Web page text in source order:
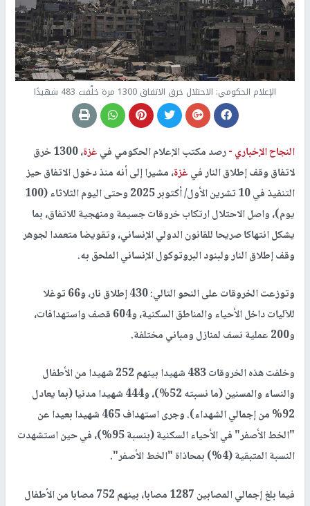
الإعلام الحكومي: الاحتلال خرق الاتفاق 1300 مرة خلّفت 483 شهيدًا
النجاح الإخباري -رصد مكتب الإعلام الحكومي فيغزة
، 1300 خرق
لاتفاق وقف إطلاق النار فيغزة، مشيرا إلى أنه منذ دخول الاتفاق حيز
التنفيذ في 10 تشرين الأول/ أكتوبر 2025 وحتى اليوم الثلاثاء (100
يوم)، واصل الاحتلال ارتكاب خروقات جسيمة ومنهجية للاتفاق، بما
يشكل انتهاكا صريحا للقانون الدولي الإنساني، وتقويضا متعمدا لجوهر
وقف إطلاق النار ولبنود البروتوكول الإنساني الملحق به.
وتوزعت الخروقات على النحو التالي: 430 إطلاق نار، و66 توغلا
للآليات داخل الأحياء والمناطق السكنية، و604 قصف واستهدافات،
و200 عملية نسف لمنازل ومباني مختلفة.
وخلفت هذه الخروقات 483 شهيدا بينهم 252 شهيدا من الأطفال
والنساء والمسنين (ما نسبته 52%)، و444 شهيدا مدنيا (بما يعادل
92% من إجمالي الشهداء). وجرى استهداف 465 شهيدا بعيدا عن
"الخط الأصفر" في الأحياء السكنية (بنسبة 95%)، في حين استشهدت
النسبة المتبقية (4%) بمحاذاة "الخط الأصفر".
فيما بلغ إجمالي المصابين 1287 مصابا، بينهم 752 مصابا من الأطفال